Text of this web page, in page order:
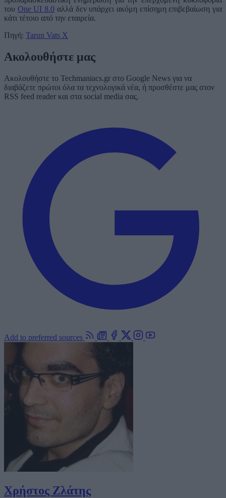
του One UI 8.0 αλλά δεν υπάρχει ακόμη επίσημη επιβεβαίωση για
κάτι τέτοιο από την εταιρεία.
Πηγή: Tarun Vats X
Ακολουθήστε μας
Ακολουθήστε το Techmaniacs.gr στο Google News για να
διαβάζετε πρώτοι όλα τα τεχνολογικά νέα, ή προσθέστε μας στον
RSS feed reader και στα social media σας.
Add to preferred sources
Χρήστος Ζλάτης